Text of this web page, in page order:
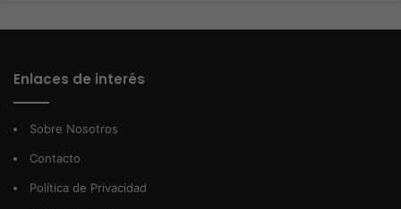
Enlaces de interés
Sobre Nosotros
Contacto
Política de Privacidad